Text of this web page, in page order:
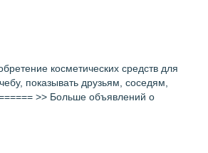
косметических средств для
показывать друзьям, соседям,
>> Больше объявлений о